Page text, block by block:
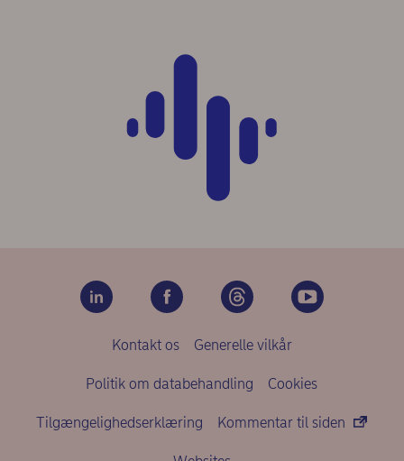
Kontakt os Generelle vilkår
Politik om databehandling Cookies
Tilgængelighedserklæring Kommentar til siden